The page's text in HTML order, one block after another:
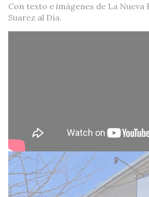
Con texto e imágenes de La Nueva
Suarez al Día.